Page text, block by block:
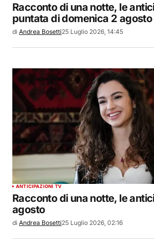
Racconto di una notte, le
puntata di domenica 2 agosto
di Andrea Bosetti25 Luglio 2026, 14:45
ANTICIPAZIONI TV
Racconto di una notte, le
agosto
di Andrea Bosetti25 Luglio 2026, 02:16